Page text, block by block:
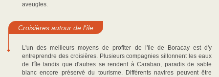
aveugles.
Croisières autour de l'île
L'un des meilleurs moyens de profiter de l'île de Boracay est d'y
entreprendre des croisières. Plusieurs compagnies sillonnent les eaux
de l'île tandis que d'autres se rendent à Carabao, paradis de sable
blanc encore préservé du tourisme. Différents navires peuvent être